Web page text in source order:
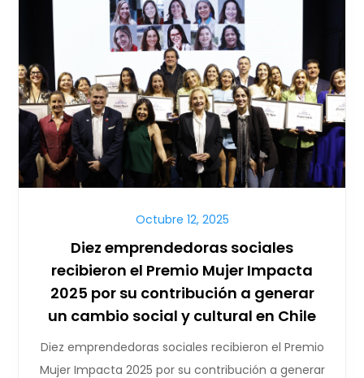
Octubre 12, 2025
Diez emprendedoras sociales
recibieron el Premio Mujer Impacta
2025 por su contribución a generar
un cambio social y cultural en Chile
Diez emprendedoras sociales recibieron el Premio
Mujer Impacta 2025 por su contribución a generar